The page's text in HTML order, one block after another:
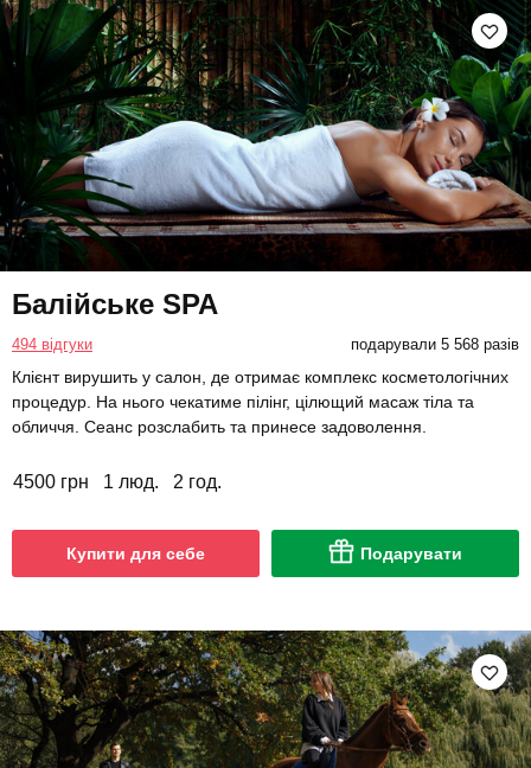
Балійське SPA
494 відгуки подарували 5 568 разів
Клієнт вирушить у салон, де отримає комплекс косметологічних
процедур. На нього чекатиме пілінг, цілющий масаж тіла та
обличчя. Сеанс розслабить та принесе задоволення.
4500 грн 1 люд. 2 год.
Купити для себе Подарувати